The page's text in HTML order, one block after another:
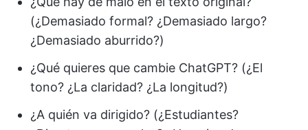
(¿Demasiado formal? ¿Demasiado largo?
¿Demasiado aburrido?)
¿Qué quieres que cambie ChatGPT? (¿El
tono? ¿La claridad? ¿La longitud?)
¿A quién va dirigido? (¿Estudiantes?